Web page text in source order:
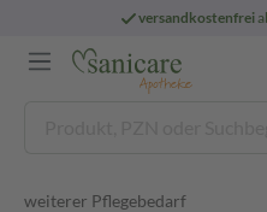
versandkostenfrei
weiterer Pflegebedarf